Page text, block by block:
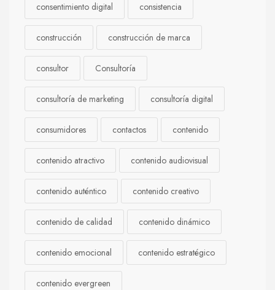
consentimiento digital consistencia
construcción construcción de marca
consultor Consultoría
consultoría de marketing consultoría digital
consumidores contactos contenido
contenido atractivo contenido audiovisual
contenido auténtico contenido creativo
contenido de calidad contenido dinámico
contenido emocional contenido estratégico
contenido evergreen